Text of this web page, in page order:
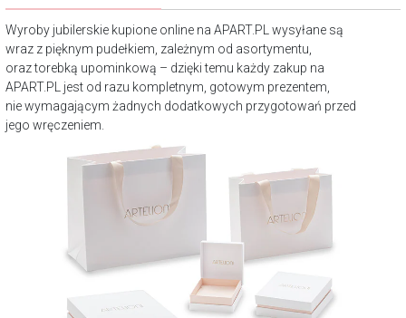
Wyroby jubilerskie kupione online na APART.PL wysyłane są
wraz z pięknym pudełkiem, zależnym od asortymentu,
oraz torebką upominkową – dzięki temu każdy zakup na
APART.PL jest od razu kompletnym, gotowym prezentem,
nie wymagającym żadnych dodatkowych przygotowań przed
jego wręczeniem.